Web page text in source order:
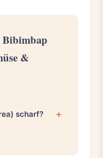
Bibimbap
&
scharf?